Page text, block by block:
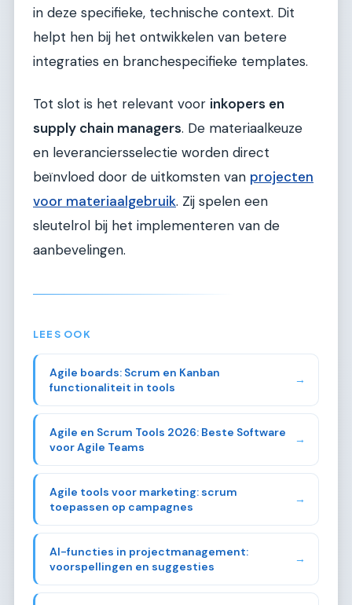
in deze specifieke, technische context. Dit
helpt hen bij het ontwikkelen van betere
integraties en branchespecifieke templates.
Tot slot is het relevant voor inkopers en
supply chain managers. De materiaalkeuze
en leveranciersselectie worden direct
beïnvloed door de uitkomsten van projecten
voor materiaalgebruik. Zij spelen een
sleutelrol bij het implementeren van de
aanbevelingen.
LEES OOK
Agile boards: Scrum en Kanban
functionaliteit in tools
→
Agile en Scrum Tools 2026: Beste Software
voor Agile Teams
→
Agile tools voor marketing: scrum
toepassen op campagnes
→
AI-functies in projectmanagement:
voorspellingen en suggesties
→